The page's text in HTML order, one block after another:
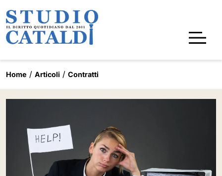
Home Articoli Contratti